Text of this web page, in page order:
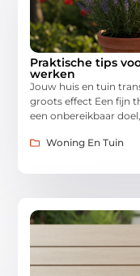
Praktische tips
werken
Jouw huis en tuin
groots effect Een fijn
een onbereikbaar
Woning En Tuin